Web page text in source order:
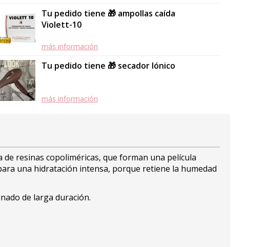
Tu pedido tiene 🎁 ampollas caída
Violett-10
más información
Tu pedido tiene 🎁 secador Iónico
más información
resinas copoliméricas, que forman una película
una hidratación intensa, porque retiene la humedad
de larga duración.